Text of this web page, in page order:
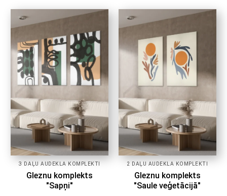
ir
vairāki
varianti.
Variantus
var
izvēlēties
produkta
lapā
ir
vairāki
varianti.
Variantus
var
izvēlēties
produkta
lapā
3 DAĻU AUDEKLA KOMPLEKTI
Gleznu komplekts
"Sapņi"
2 DAĻU AUDEKLA KOMPLEKTI
Gleznu komplekts
"Saule veģetācijā"